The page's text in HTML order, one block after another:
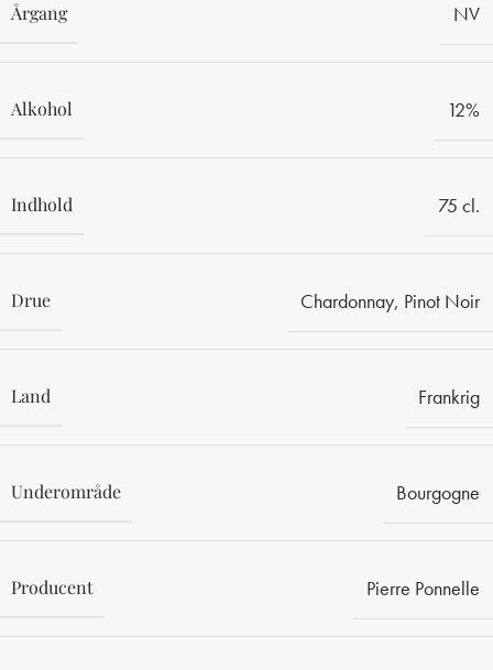
Årgang NV
Alkohol 12%
Indhold 75 cl.
Drue Chardonnay, Pinot Noir
Land Frankrig
Underområde Bourgogne
Producent Pierre Ponnelle